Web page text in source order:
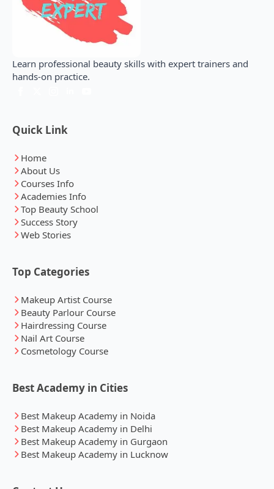
Learn professional beauty skills with expert trainers and
hands-on practice.
Quick Link
Home
About Us
Courses Info
Academies Info
Top Beauty School
Success Story
Web Stories
Top Categories
Makeup Artist Course
Beauty Parlour Course
Hairdressing Course
Nail Art Course
Cosmetology Course
Best Academy in Cities
Best Makeup Academy in Noida
Best Makeup Academy in Delhi
Best Makeup Academy in Gurgaon
Best Makeup Academy in Lucknow